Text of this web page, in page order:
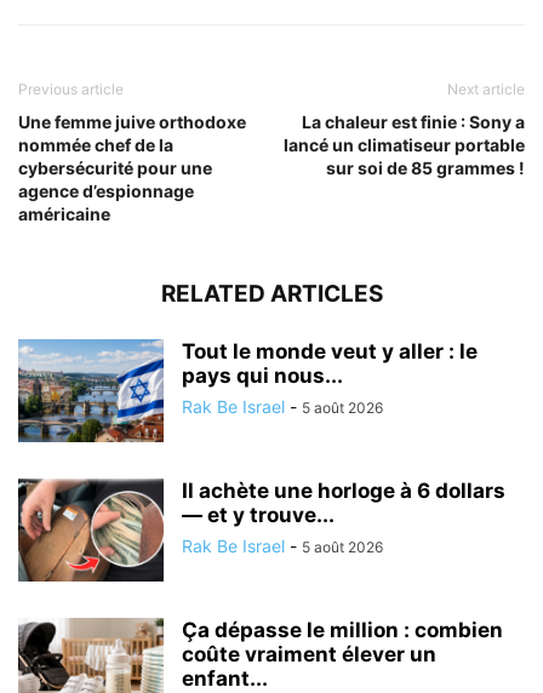
Previous article
Une femme juive orthodoxe
nommée chef de la
cybersécurité pour une
agence d’espionnage
américaine
Next article
La chaleur est finie : Sony a
lancé un climatiseur portable
sur soi de 85 grammes !
RELATED ARTICLES
Tout le monde veut y aller : le
pays qui nous...
Rak Be Israel - 5 août 2026
Il achète une horloge à 6 dollars
— et y trouve...
Rak Be Israel - 5 août 2026
Ça dépasse le million : combien
coûte vraiment élever un
enfant...